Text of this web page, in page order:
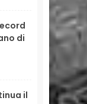
di
il